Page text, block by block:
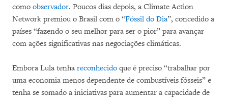
como observador. Poucos dias depois, a Climate Action
Network premiou o Brasil com o “Fóssil do Dia”, concedido a
países “fazendo o seu melhor para ser o pior” para avançar
com ações significativas nas negociações climáticas.
Embora Lula tenha reconhecido que é preciso “trabalhar por
uma economia menos dependente de combustíveis fósseis” e
tenha se somado a iniciativas para aumentar a capacidade de